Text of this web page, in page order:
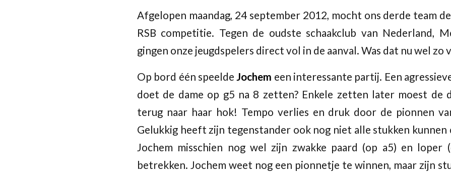
Afgelopen maandag, 24 september 2012, mocht ons derde team
RSB competitie. Tegen de oudste schaakclub van Nederland,
gingen onze jeugdspelers direct vol in de aanval. Was dat nu wel zo
Op bord één speeldeJochem een interessante partij. Een
doet de dame op g5 na 8 zetten? Enkele zetten later moest de
terug naar haar hok! Tempo verlies en druk door de pionnen
Gelukkig heeft zijn tegenstander ook nog niet alle stukken kunnen
Jochem misschien nog wel zijn zwakke paard (op a5) en loper
betrekken. Jochem weet nog een pionnetje te winnen, maar zijn